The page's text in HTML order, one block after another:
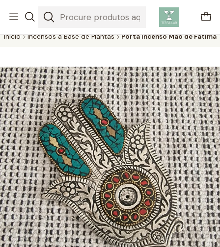
Plantas aéreas são plantas únicas que não precisam de solo para
crescer, absorvendo água e nutrientes do ar.
Início Incensos à Base de Plantas Porta Incenso Mão de Fátima